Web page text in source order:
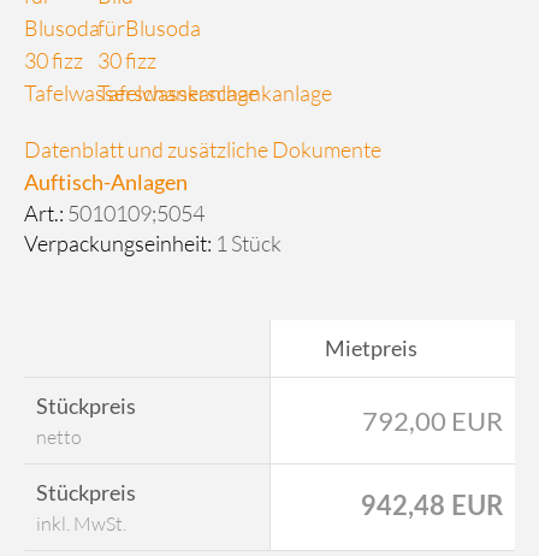
Datenblatt und zusätzliche Dokumente
Auftisch-Anlagen
Art.: 5010109;5054
Verpackungseinheit: 1 Stück
Mietpreis
Stückpreis
netto 792,00 EUR
Stückpreis
inkl. MwSt.
942,48 EUR